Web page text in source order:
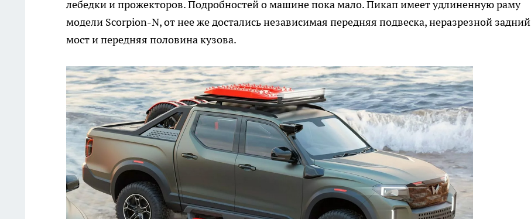
лебедки и прожекторов. Подробностей о машине пока мало. Пикап имеет удлиненную раму
модели Scorpion-N, от нее же достались независимая передняя подвеска, неразрезной задний
мост и передняя половина кузова.